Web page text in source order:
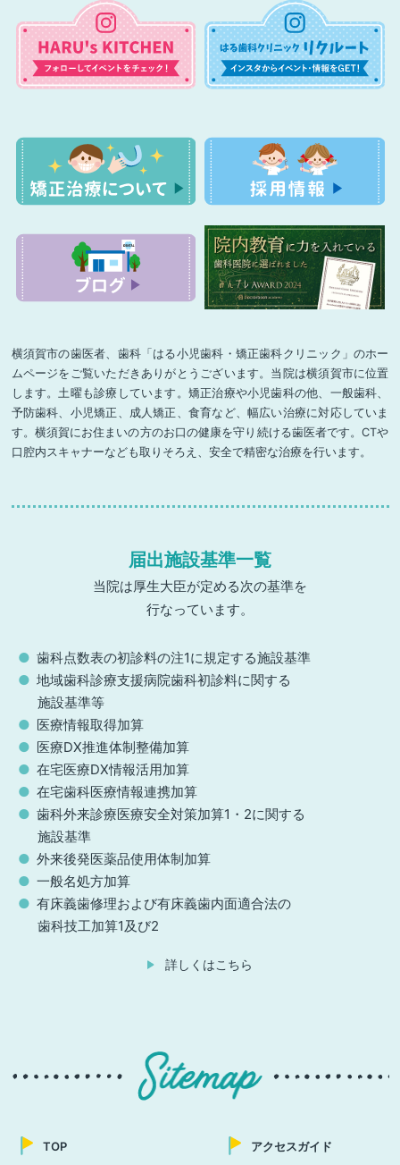
横須賀市の歯医者、歯科「はる小児歯科・矯正歯科クリニック」のホー
ムページをご覧いただきありがとうございます。当院は横須賀市に位置
します。土曜も診療しています。矯正治療や小児歯科の他、一般歯科、
予防歯科、小児矯正、成人矯正、食育など、幅広い治療に対応していま
す。横須賀にお住まいの方のお口の健康を守り続ける歯医者です。CTや
口腔内スキャナーなども取りそろえ、安全で精密な治療を行います。
届出施設基準一覧
当院は厚生大臣が定める次の基準を
行なっています。
歯科点数表の初診料の注1に規定する施設基準
地域歯科診療支援病院歯科初診料に関する
施設基準等
医療情報取得加算
医療DX推進体制整備加算
在宅医療DX情報活用加算
在宅歯科医療情報連携加算
歯科外来診療医療安全対策加算1・2に関する
施設基準
外来後発医薬品使用体制加算
一般名処方加算
有床義歯修理および有床義歯内面適合法の
歯科技工加算1及び2
詳しくはこちら
TOP アクセスガイド